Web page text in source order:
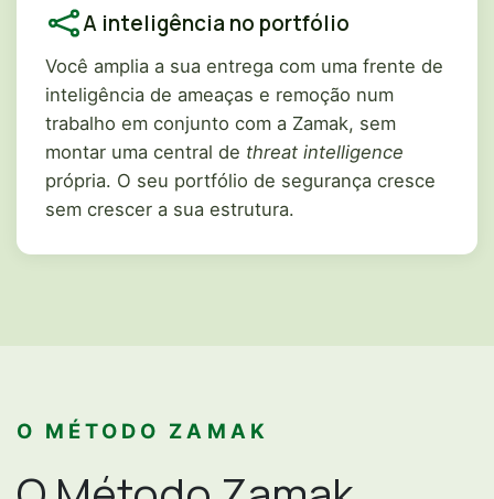
A inteligência no portfólio
Você amplia a sua entrega com uma frente de
inteligência de ameaças e remoção num
trabalho em conjunto com a Zamak, sem
montar uma central de threat intelligence
própria. O seu portfólio de segurança cresce
sem crescer a sua estrutura.
O MÉTODO ZAMAK